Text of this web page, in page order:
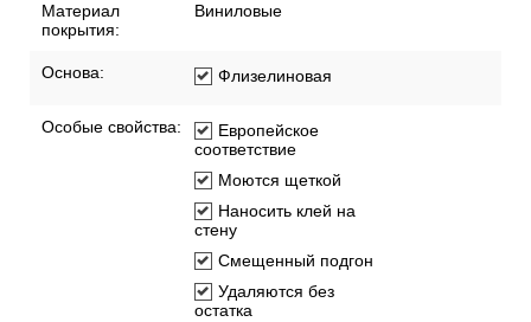
Материал
покрытия:
Виниловые
Основа: Флизелиновая
Особые свойства:
Европейское
соответствие
Моются щеткой
Наносить клей на
стену
Смещенный подгон
Удаляются без
остатка